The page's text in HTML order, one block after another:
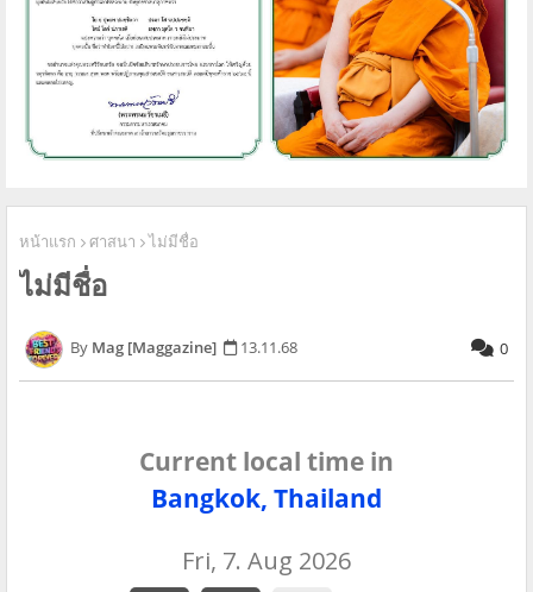
หน้าแรก ศาสนา ไม่มีชื่อ
ไม่มีชื่อ
Mag [Maggazine] 13.11.68 0
Current local time in
Bangkok, Thailand